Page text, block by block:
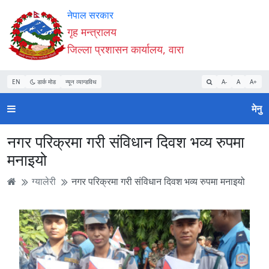
Accessibility
Mode
सुरु
गर्नुहोस्
सामाग्री
पढ्नुहाेस्
नेभिगेसन
पढ्नुहाेस्
वेबसाइट
खोजमा
जानुहोस्
नेपाल सरकार
गृह मन्त्रालय
जिल्ला प्रशासन कार्यालय, वारा
EN डार्क मोड न्यून व्यान्डविथ A- A A+
मेनु
नगर परिक्रमा गरी संविधान दिवश भव्य रुपमा
मनाइयो
ग्यालेरी नगर परिक्रमा गरी संविधान दिवश भव्य रुपमा मनाइयो